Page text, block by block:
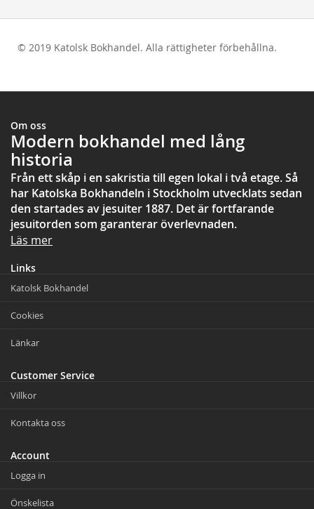
© 2019 Katolsk Bokhandel. Alla rättigheter förbehållna.
Om oss
Modern bokhandel med lång
historia
Från ett skåp i en sakristia till egen lokal i två etage. Så
har Katolska Bokhandeln i Stockholm utvecklats sedan
den startades av jesuiter 1887. Det är fortfarande
jesuitorden som garanterar överlevnaden.
Läs mer
Links
Katolsk Bokhandel
Cookies
Länkar
Customer Service
Villkor
Kontakta oss
Account
Logga in
Önskelista